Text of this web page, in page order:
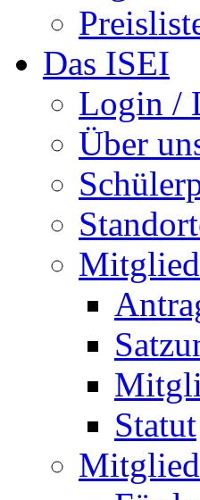
Das ISEI
Login /
Über
Statut